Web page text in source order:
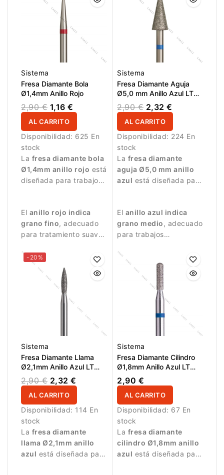
Sistema
Fresa Diamante Bola
Ø1,4mm Anillo Rojo
2,90 € 1,16 €
AL CARRITO
Disponibilidad: 625 En
stock
La fresa diamante bola
Ø1,4mm anillo rojo está
diseñada para trabajos
El anillo rojo indica
grano fino, adecuado
para tratamiento suave
la uña.
Sistema
Fresa Diamante Aguja
Ø5,0 mm Anillo Azul LT
12,0 mm
2,90 € 2,32 €
AL CARRITO
Disponibilidad: 224 En
stock
La fresa diamante
aguja Ø5,0 mm anillo
azul está diseñada para
El anillo azul indica
grano medio, adecuado
para trabajos
controlados.
-20%
Sistema
Fresa Diamante Llama
Ø2,1mm Anillo Azul LT
8,0mm
2,90 € 2,32 €
AL CARRITO
Disponibilidad: 114 En
stock
La fresa diamante
llama Ø2,1mm anillo
azul está diseñada para
Sistema
Fresa Diamante Cilindro
Ø1,8mm Anillo Azul LT
8,0mm
2,90 €
AL CARRITO
Disponibilidad: 67 En
stock
La fresa diamante
cilindro Ø1,8mm anillo
azul está diseñada para